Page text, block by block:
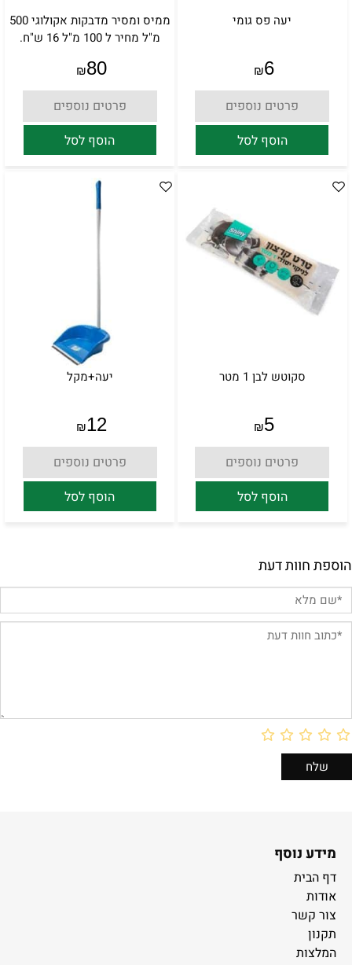
יעה פס גומי
₪6
פרטים נוספים
הוסף לסל
ממיס ומסיר מדבקות אקולוגי 500
מ"ל מחיר ל 100 מ"ל 16 ש"ח.
₪80
פרטים נוספים
הוסף לסל
סקוטש לבן 1 מטר
₪5
פרטים נוספים
הוסף לסל
יעה+מקל
₪12
פרטים נוספים
הוסף לסל
הוספת חוות דעת
מידע נוסף
דף הבית
אודות
צור קשר
תקנון
המלצות